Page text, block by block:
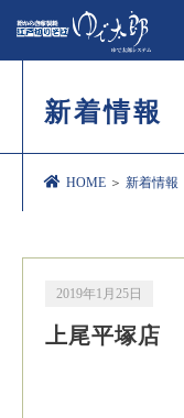
新着情報
HOME ＞ 新着情報
2019年1月25日
上尾平塚店